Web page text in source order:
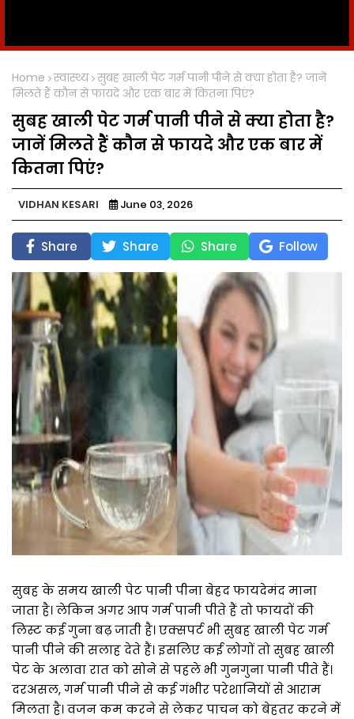
Home स्वास्थ्य सुबह खाली पेट गर्म पानी पीने से क्या होता है? जानें
मिलते हैं कौन से फायदे और एक बार में कितना पिएं?
सुबह खाली पेट गर्म पानी पीने से क्या होता है?
जानें मिलते हैं कौन से फायदे और एक बार में
कितना पिएं?
VIDHAN KESARI June 03, 2026
Share Share Share Follow
सुबह के समय खाली पेट पानी पीना बेहद फायदेमंद माना
जाता है। लेकिन अगर आप गर्म पानी पीते हैं तो फायदों की
लिस्ट कई गुना बढ़ जाती है। एक्सपर्ट भी सुबह खाली पेट गर्म
पानी पीने की सलाह देते हैं। इसलिए कई लोगों तो सुबह खाली
पेट के अलावा रात को सोने से पहले भी गुनगुना पानी पीते हैं।
दरअसल, गर्म पानी पीने से कई गंभीर परेशानियों से आराम
मिलता है। वजन कम करने से लेकर पाचन को बेहतर करने में